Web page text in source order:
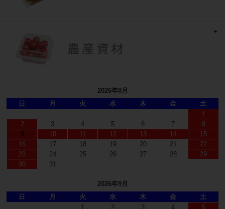
2026年8月
日
月 火 水 木 金
土
1
2
3 4 5 6 7
8
9
10 11 12 13 14
15
16
17 18 19 20 21
22
23
24 25 26 27 28
29
30
31
2026年9月
日
月 火 水 木 金
土
1
2 3 4 5